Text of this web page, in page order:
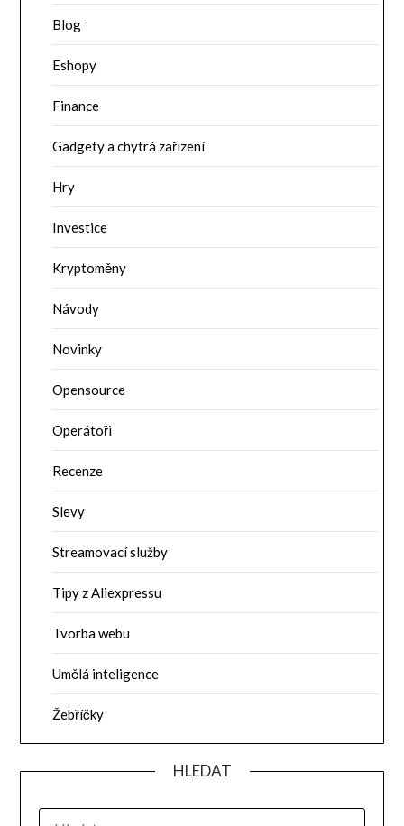
Blog
Eshopy
Finance
Gadgety a chytrá zařízení
Hry
Investice
Kryptoměny
Návody
Novinky
Opensource
Operátoři
Recenze
Slevy
Streamovací služby
Tipy z Aliexpressu
Tvorba webu
Umělá inteligence
Žebříčky
HLEDAT